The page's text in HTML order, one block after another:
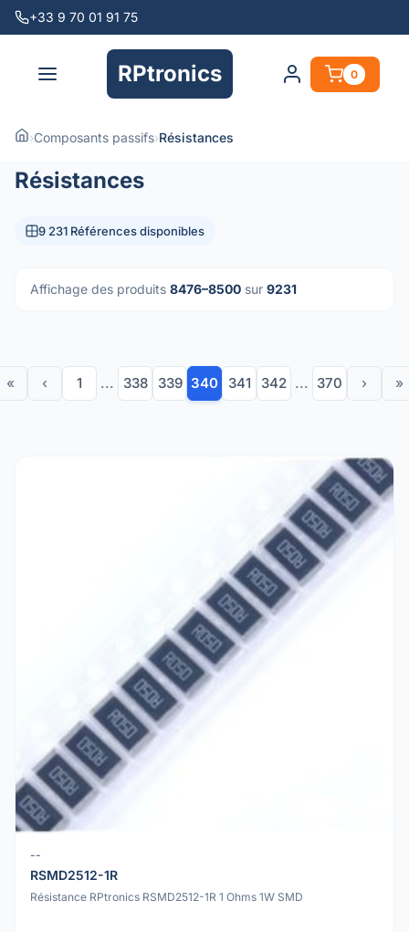
+33 9 70 01 91 75
RPtronics 0
›Composants passifs›Résistances
Résistances
9 231 Références disponibles
Affichage des produits 8476–8500 sur 9231
« ‹ 1 ... 338 339 340 341 342 ... 370 › »
--
RSMD2512-1R
Résistance RPtronics RSMD2512-1R 1 Ohms 1W SMD